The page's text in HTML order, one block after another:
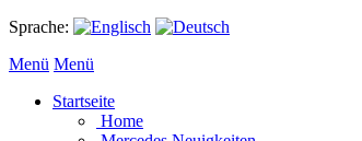
Sprache:
Menü Menü
Startseite
Home